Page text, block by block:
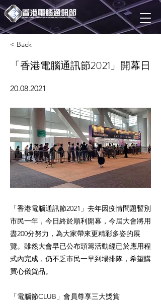
< Back
「香港電腦通訊節2021」開幕日
20.08.2021
「香港電腦通訊節2021」去年因疫情問題暫別
市民一年，今日終於順利開幕，今屆大會將用
盡200分努力，為大家帶來更精彩多姿的展
覽。雖然大會早已公布頭籌活動經已於應用程
式內完成，仍不乏市民一早到場排隊，希望購
買心儀貨品。
「電腦節CLUB」會員尊享三大獎賞